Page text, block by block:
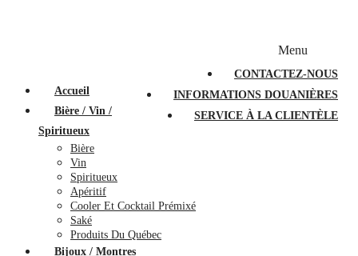
CONTACTEZ-NOUS
INFORMATIONS DOUANIÈRES
SERVICE À LA CLIENTÈLE
Menu
Accueil
Bière / Vin /
Spiritueux
Bière
Vin
Spiritueux
Apéritif
Cooler Et Cocktail Prémixé
Saké
Produits Du Québec
Bijoux / Montres